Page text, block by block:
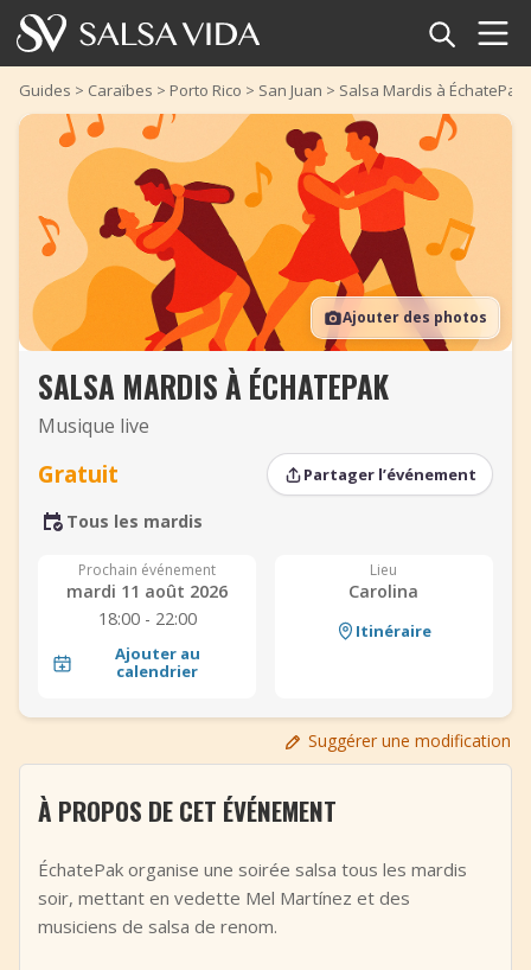
Accueil
Événements
Actualités
Articles
Vidéos
Glossaire
Boutique
Ajouter un événement
Guides > Caraïbes > Porto Rico > San Juan > Salsa Mardis à ÉchatePak
Ajouter des photos
SALSA MARDIS À ÉCHATEPAK
Musique live
Gratuit Partager l’événement
Tous les mardis
Prochain événement
mardi 11 août 2026
18:00 - 22:00
Ajouter au
calendrier
Lieu
Carolina
Itinéraire
Suggérer une modification
À PROPOS DE CET ÉVÉNEMENT
ÉchatePak organise une soirée salsa tous les mardis
soir, mettant en vedette Mel Martínez et des
musiciens de salsa de renom.